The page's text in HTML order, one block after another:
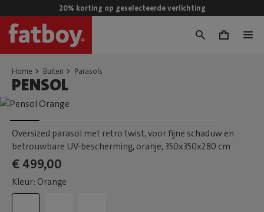
20% korting op geselecteerde verlichting
0
Home Buiten Parasols
PENSOL
Oversized parasol met retro twist, voor fijne schaduw en
betrouwbare UV-bescherming, oranje, 350x350x280 cm
€ 499,00
Kleur: Orange